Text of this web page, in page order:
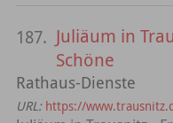
187. Juliäum in
Schöne
Rathaus-Dienste
URL: https://